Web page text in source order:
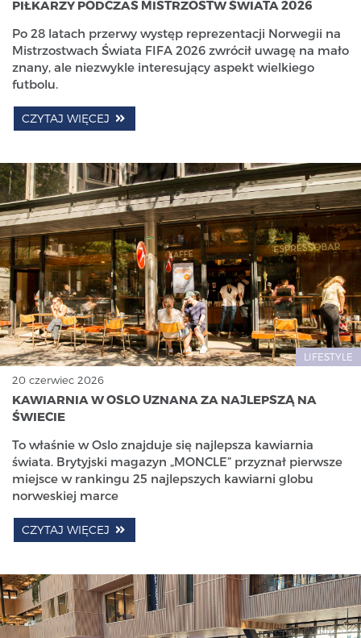
PIŁKARZY PODCZAS MISTRZOSTW ŚWIATA 2026
Po 28 latach przerwy występ reprezentacji Norwegii na
Mistrzostwach Świata FIFA 2026 zwrócił uwagę na mało
znany, ale niezwykle interesujący aspekt wielkiego
futbolu.
CZYTAJ WIĘCEJ
LIFESTYLE
20 czerwiec 2026
KAWIARNIA W OSLO UZNANA ZA NAJLEPSZĄ NA
ŚWIECIE
To właśnie w Oslo znajduje się najlepsza kawiarnia
świata. Brytyjski magazyn „MONCLE” przyznał pierwsze
miejsce w rankingu 25 najlepszych kawiarni globu
norweskiej marce
CZYTAJ WIĘCEJ